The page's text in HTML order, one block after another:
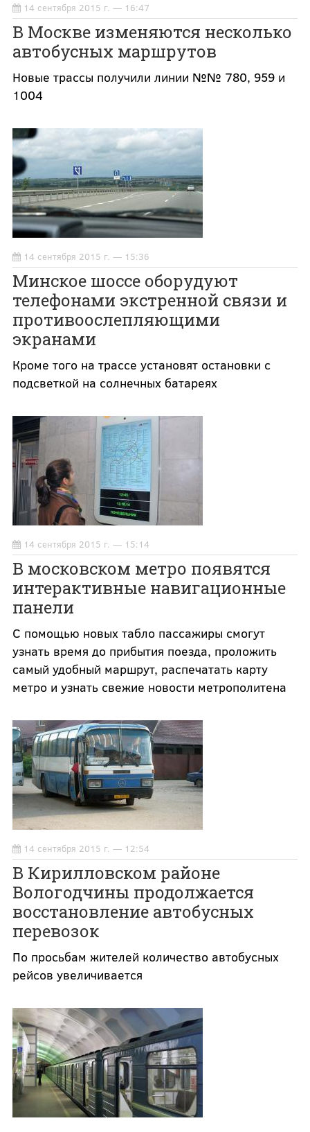
14 сентября 2015 г. — 16:47
В Москве изменяются несколько
автобусных маршрутов
Новые трассы получили линии №№ 780, 959 и
1004
14 сентября 2015 г. — 15:36
Минское шоссе оборудуют
телефонами экстренной связи и
противоослепляющими
экранами
Кроме того на трассе установят остановки с
подсветкой на солнечных батареях
14 сентября 2015 г. — 15:14
В московском метро появятся
интерактивные навигационные
панели
С помощью новых табло пассажиры смогут
узнать время до прибытия поезда, проложить
самый удобный маршрут, распечатать карту
метро и узнать свежие новости метрополитена
14 сентября 2015 г. — 12:54
В Кирилловском районе
Вологодчины продолжается
восстановление автобусных
перевозок
По просьбам жителей количество автобусных
рейсов увеличивается